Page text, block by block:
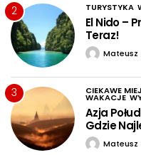
2 TURYSTYKA
El Nido –
Teraz!
Mateusz
3 CIEKAWE
WAKACJE
Azja
Gdzie
Mateusz